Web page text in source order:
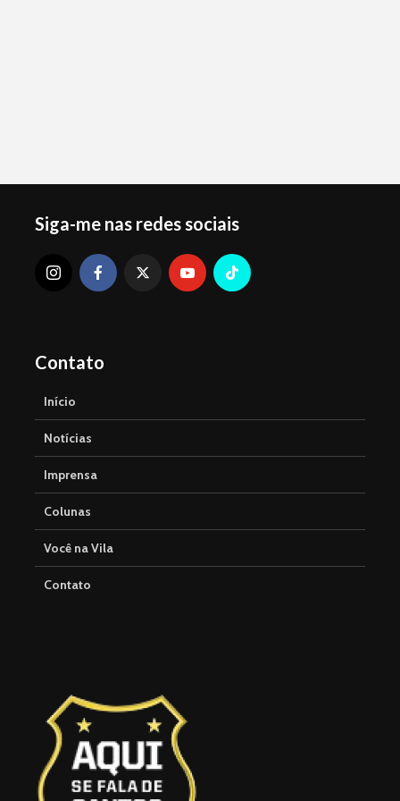
Siga-me nas redes sociais
Contato
Início
Notícias
Imprensa
Colunas
Você na Vila
Contato